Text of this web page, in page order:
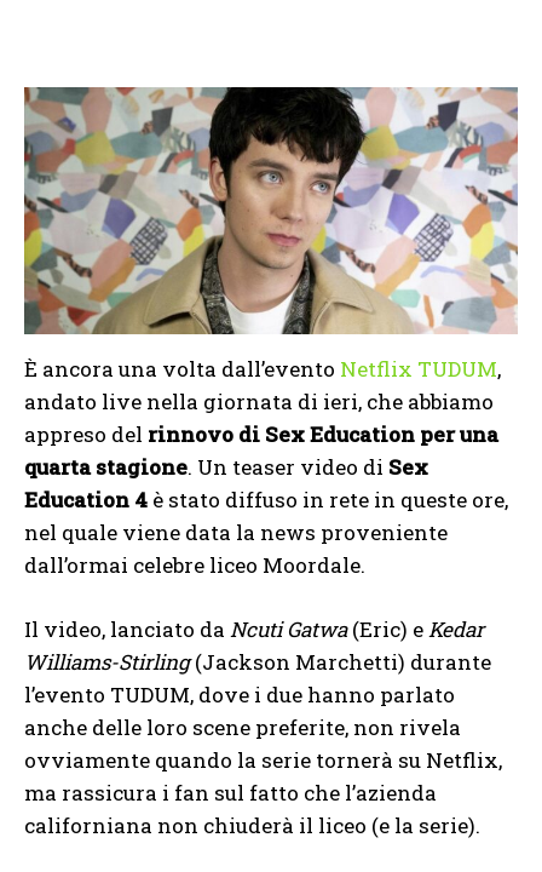
È ancora una volta dall’evento Netflix TUDUM,
andato live nella giornata di ieri, che abbiamo
appreso del rinnovo di Sex Education per una
quarta stagione. Un teaser video di Sex
Education 4 è stato diffuso in rete in queste ore,
nel quale viene data la news proveniente
dall’ormai celebre liceo Moordale.
Il video, lanciato da Ncuti Gatwa(Eric) eKedar
Williams-Stirling(Jackson Marchetti) durante
l’evento TUDUM, dove i due hanno parlato
anche delle loro scene preferite, non rivela
ovviamente quando la serie tornerà su Netflix,
ma rassicura i fan sul fatto che l’azienda
californiana non chiuderà il liceo (e la serie).